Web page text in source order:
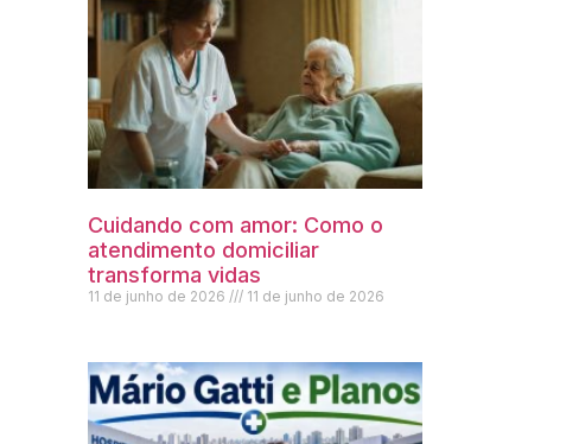
Cuidando com amor: Como o
atendimento domiciliar
transforma vidas
11 de junho de 2026 11 de junho de 2026